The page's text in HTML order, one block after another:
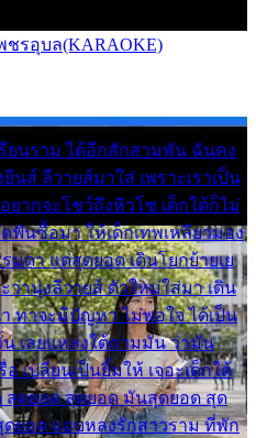
ชรอุบล(KARAOKE)
ยนราม ได้อีกสักสามพัน ฉันคง
นส์ ลีวายส์มาใส่ เพราะเราเป็น
ยากจะโชว์ถึงหิวโซ เด็กใต้ก็ไม่
นซื้อมา ให้เด็กเทพเหลียวมอง
มดา แต่สุดยอด เดินโยกย้ายเย
ว่านุ่งลีวายส์ ตัวใหม่ใส่มา เดิน
ท่าจะมีปัญหา ไม่พอใจ ได้เป็น
เลยแหลงใต้ถามมัน ว่ามัน
เปลี่ยนเป็นยิ้มให้ เจอะเด็กใต้
สุดยอด สุดยอด มันสุดยอด สุด
ยอด แอบหลงรักสาวราม ที่พัก